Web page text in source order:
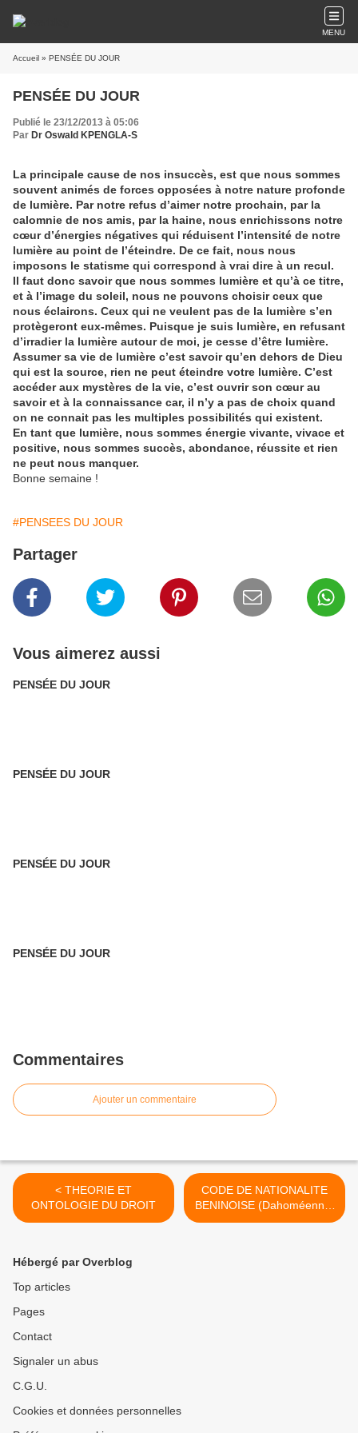
MENU
Accueil » PENSÉE DU JOUR
PENSÉE DU JOUR
Publié le 23/12/2013 à 05:06
Par Dr Oswald KPENGLA-S
La principale cause de nos insuccès, est que nous sommes
souvent animés de forces opposées à notre nature profonde
de lumière. Par notre refus d’aimer notre prochain, par la
calomnie de nos amis, par la haine, nous enrichissons notre
cœur d’énergies négatives qui réduisent l’intensité de notre
lumière au point de l’éteindre. De ce fait, nous nous
imposons le statisme qui correspond à vrai dire à un recul.
Il faut donc savoir que nous sommes lumière et qu’à ce titre,
et à l’image du soleil, nous ne pouvons choisir ceux que
nous éclairons. Ceux qui ne veulent pas de la lumière s’en
protègeront eux-mêmes. Puisque je suis lumière, en refusant
d’irradier la lumière autour de moi, je cesse d’être lumière.
Assumer sa vie de lumière c’est savoir qu’en dehors de Dieu
qui est la source, rien ne peut éteindre votre lumière. C’est
accéder aux mystères de la vie, c’est ouvrir son cœur au
savoir et à la connaissance car, il n’y a pas de choix quand
on ne connait pas les multiples possibilités qui existent.
En tant que lumière, nous sommes énergie vivante, vivace et
positive, nous sommes succès, abondance, réussite et rien
ne peut nous manquer.
Bonne semaine !
#PENSEES DU JOUR
Partager
Vous aimerez aussi
PENSÉE DU JOUR
PENSÉE DU JOUR
PENSÉE DU JOUR
PENSÉE DU JOUR
Commentaires
Ajouter un commentaire
< THEORIE ET
ONTOLOGIE DU DROIT
CODE DE NATIONALITE
BENINOISE (Dahoméenne)
>
Hébergé par Overblog
Top articles
Pages
Contact
Signaler un abus
C.G.U.
Cookies et données personnelles